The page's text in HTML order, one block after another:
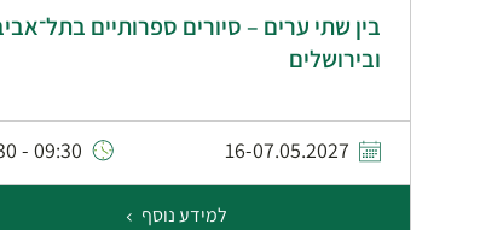
בין שתי ערים – סיורים ספרותיים
ובירושלים
16-07.05.2027
09:30 - 12:30
למידע נוסף